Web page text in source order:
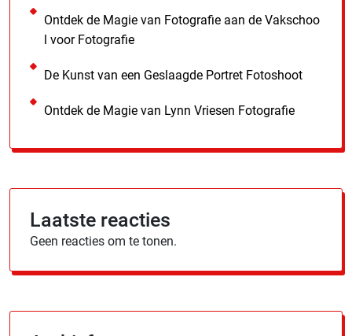
Ontdek de Magie van Fotografie aan de Vakschoo
l voor Fotografie
De Kunst van een Geslaagde Portret Fotoshoot
Ontdek de Magie van Lynn Vriesen Fotografie
Laatste reacties
Geen reacties om te tonen.